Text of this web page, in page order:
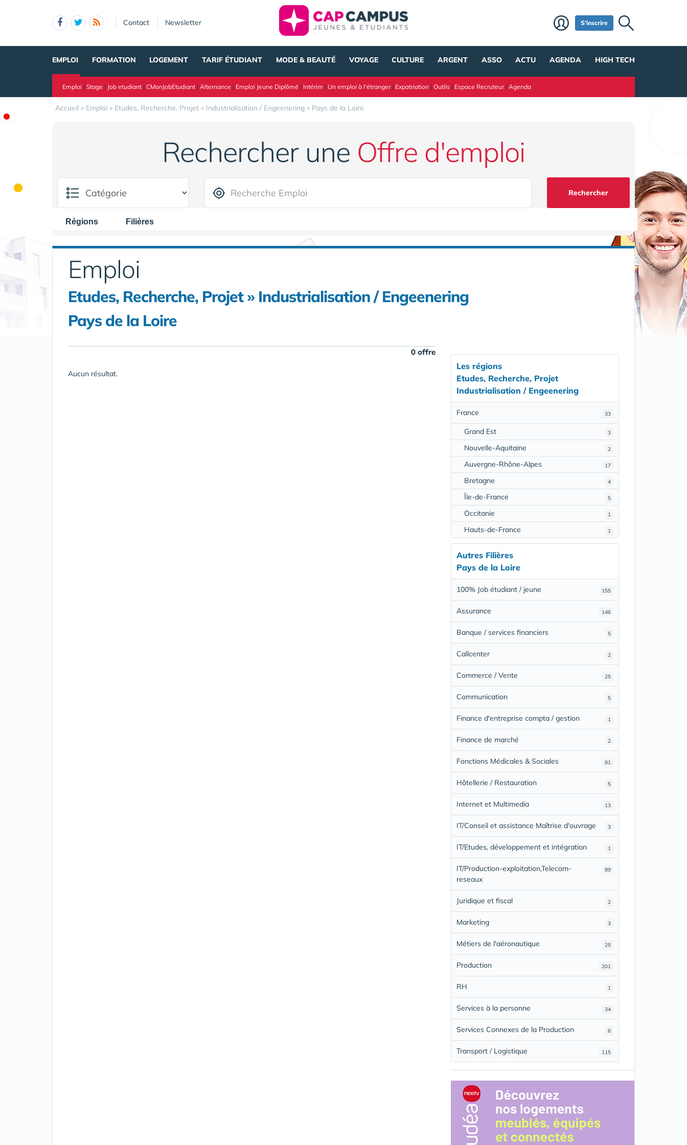
Contact Newsletter S'inscrire
EMPLOI FORMATION LOGEMENT TARIF ÉTUDIANT MODE & BEAUTÉ VOYAGE CULTURE ARGENT ASSO ACTU AGENDA HIGH TECH
Emploi | Stage | Job etudiant | CMonJobEtudiant | Alternance | Emploi Jeune Diplômé | Intérim | Un emploi à l'étranger| Expatriation | Outils | Espace Recruteur| Agenda
Accueil » Emploi » Etudes, Recherche, Projet » Industrialisation / Engeenering » Pays de la Loire
Rechercher une Offre d'emploi
Rechercher
Régions Filières
Emploi
Etudes, Recherche, Projet » Industrialisation / Engeenering
Pays de la Loire
0 offre
Aucun résultat.
Les régions
Etudes, Recherche, Projet
Industrialisation / Engeenering
33
France
3
Grand Est
2
Nouvelle-Aquitaine
17
Auvergne-Rhône-Alpes
4
Bretagne
5
Île-de-France
1
Occitanie
1
Hauts-de-France
Autres Filières
Pays de la Loire
155
100% Job étudiant / jeune
146
Assurance
5
Banque / services financiers
2
Callcenter
25
Commerce / Vente
5
Communication
1
Finance d'entreprise compta / gestion
2
Finance de marché
81
Fonctions Médicales & Sociales
5
Hôtellerie / Restauration
13
Internet et Multimedia
3
IT/Conseil et assistance Maîtrise d'ouvrage
1
IT/Etudes, développement et intégration
89
IT/Production-exploitation,Telecom-
reseaux
2
Juridique et fiscal
3
Marketing
25
Métiers de l'aéronautique
201
Production
1
RH
34
Services à la personne
6
Services Connexes de la Production
115
Transport / Logistique